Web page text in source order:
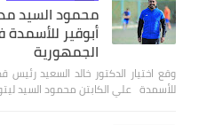
محمود السيد
أبوقير
الجمهورية
وقع اختيار الدكتور خالد السعيد رئيس
للأسمدة علي الكابتن محمود السيد